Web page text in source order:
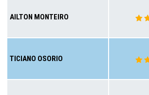
AILTON MONTEIRO
TICIANO OSORIO